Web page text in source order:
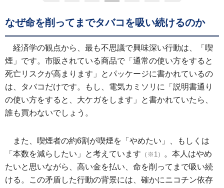
なぜ命を削ってまでタバコを吸い続けるのか
経済学の観点から、最も不思議で興味深い行動は、「喫
煙」です。市販されている商品で「通常の使い方をすると
死亡リスクが高まります」とパッケージに書かれているの
は、タバコだけです。もし、電気カミソリに「説明書通り
の使い方をすると、大ケガをします」と書かれていたら、
誰も買わないでしょう。
また、喫煙者の約6割が喫煙を「やめたい」、もしくは
「本数を減らしたい」と考えています （※1）
。本人はやめ
たいと思いながら、高い金を払い、命を削ってまで吸い続
ける。この矛盾した行動の背景には、確かにニコチン依存